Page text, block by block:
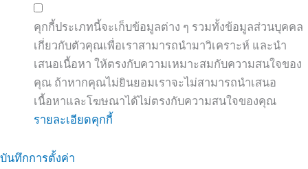
คุกกี้ประเภทนี้จะเก็บข้อมูลต่าง ๆ รวมทั้งข้อมูลส่วนบุคคล
เกี่ยวกับตัวคุณเพื่อเราสามารถนำมาวิเคราะห์ และนำ
เสนอเนื้อหา ให้ตรงกับความเหมาะสมกับความสนใจของ
คุณ ถ้าหากคุณไม่ยินยอมเราจะไม่สามารถนำเสนอ
เนื้อหาและโฆษณาได้ไม่ตรงกับความสนใจของคุณ
รายละเอียดคุกกี้
บันทึกการตั้งค่า